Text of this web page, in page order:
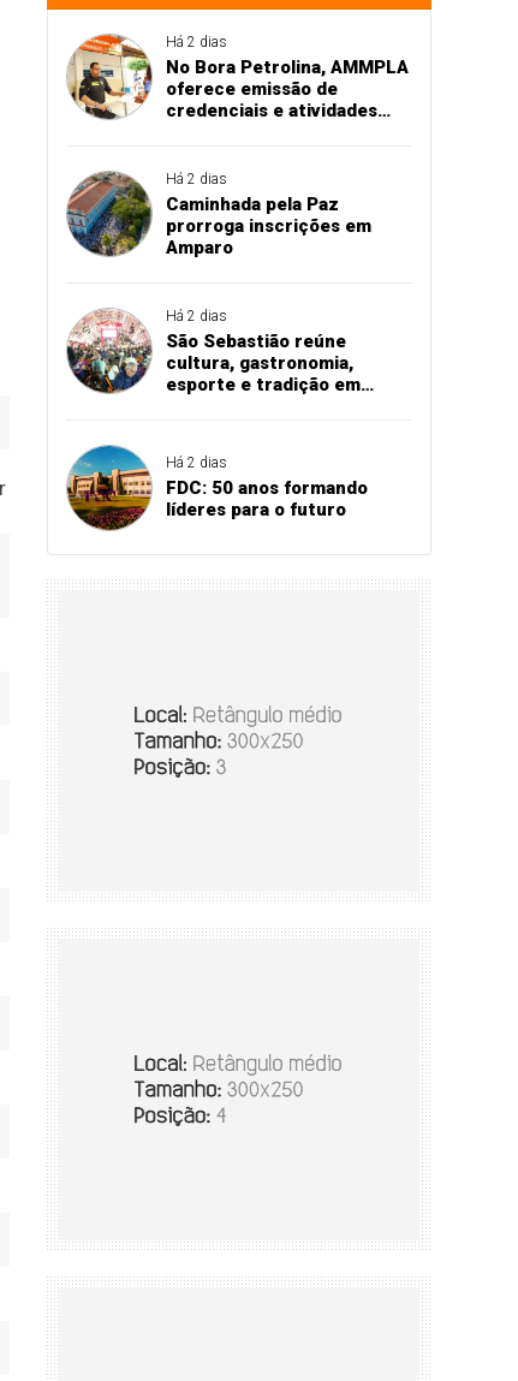
Há 2 dias
No Bora Petrolina, AMMPLA
oferece emissão de
credenciais e atividades
Há 2 dias
Caminhada pela Paz
prorroga inscrições em
Amparo
Há 2 dias
São Sebastião reúne
cultura, gastronomia,
esporte e tradição em
Há 2 dias
FDC: 50 anos formando
líderes para o futuro